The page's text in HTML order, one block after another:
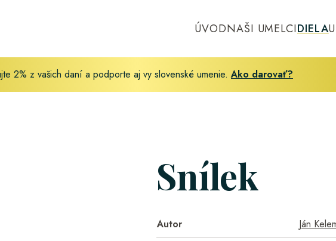
ÚVODNAŠI UMELCIDIELA
2% z vašich daní a podporte aj vy slovenské umenie.Ako darovať?
Snílek
Autor
Ján